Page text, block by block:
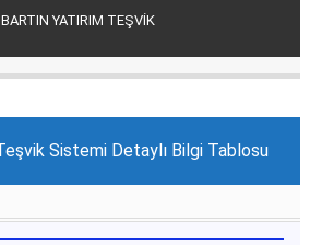
BARTIN YATIRIM TEŞVİK
Teşvik Sistemi Detaylı Bilgi Tablosu